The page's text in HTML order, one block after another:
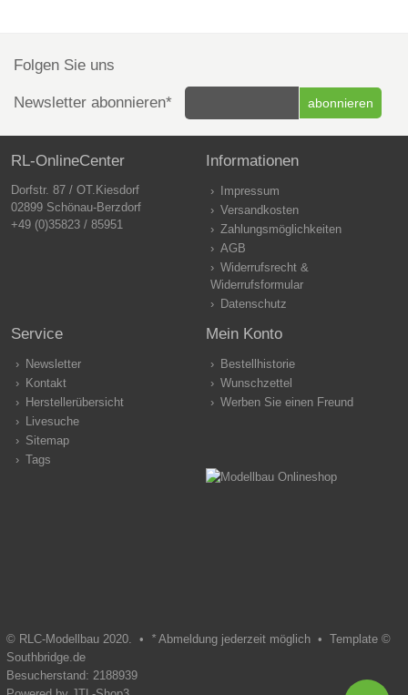
Folgen Sie uns
Newsletter abonnieren*
RL-OnlineCenter
Dorfstr. 87 / OT.Kiesdorf
02899 Schönau-Berzdorf
+49 (0)35823 / 85951
Informationen
Impressum
Versandkosten
Zahlungsmöglichkeiten
AGB
Widerrufsrecht &
Widerrufsformular
Datenschutz
Service
Newsletter
Kontakt
Herstellerübersicht
Livesuche
Sitemap
Tags
Mein Konto
Bestellhistorie
Wunschzettel
Werben Sie einen Freund
© RLC-Modellbau 2020. • *Abmeldung jederzeit möglich • Template ©
Southbridge.de
Besucherstand: 2188939